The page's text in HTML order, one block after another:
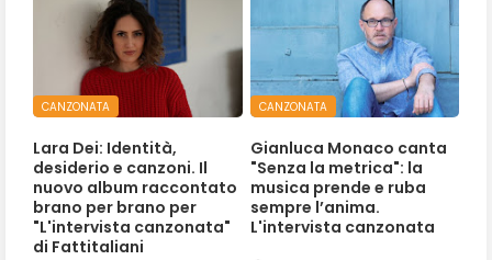
CANZONATA
Lara Dei: Identità,
desiderio e canzoni. Il
nuovo album raccontato
brano per brano per
"L'intervista canzonata"
di Fattitaliani
CANZONATA
Gianluca Monaco canta
"Senza la metrica": la
musica prende e ruba
sempre l’anima.
L'intervista canzonata